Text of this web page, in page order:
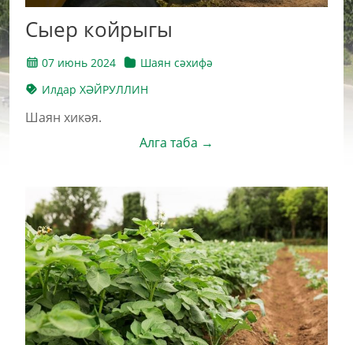
Сыер койрыгы
07 июнь 2024
Шаян сәхифә
Илдар ХӘЙРУЛЛИН
Шаян хикәя.
Алга таба →